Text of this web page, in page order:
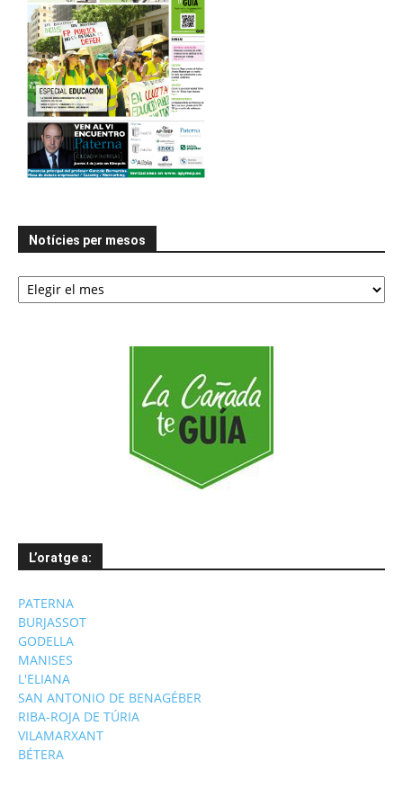
Notícies per mesos
Notícies
per
L’oratge a:
PATERNA
BURJASSOT
GODELLA
MANISES
L'ELIANA
SAN ANTONIO DE BENAGÉBER
RIBA-ROJA DE TÚRIA
VILAMARXANT
BÉTERA